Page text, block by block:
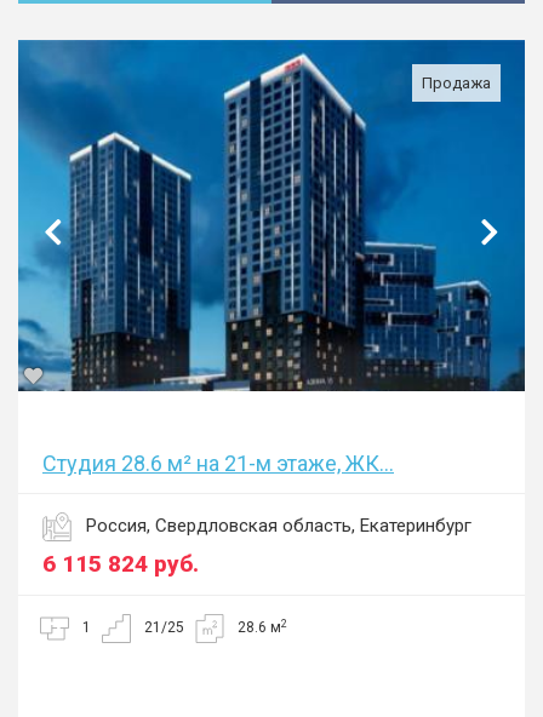
Продажа
Студия 28.6 м² на 21-м этаже, ЖК...
Россия, Свердловская область, Екатеринбург
6 115 824 руб.
1 21/25 28.6 м2